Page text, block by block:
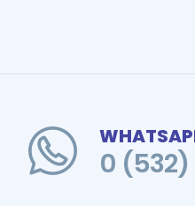
0 (532)